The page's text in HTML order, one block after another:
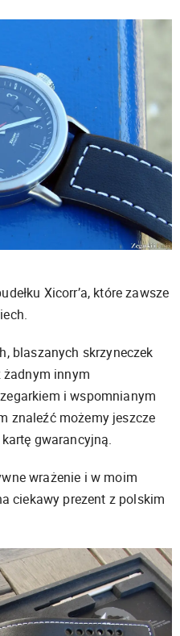
Xicorr’a, które zawsze
blaszanych skrzyneczek
żadnym innym
i wspomnianym
znaleźć możemy jeszcze
gwarancyjną.
wrażenie i w moim
ciekawy prezent z polskim